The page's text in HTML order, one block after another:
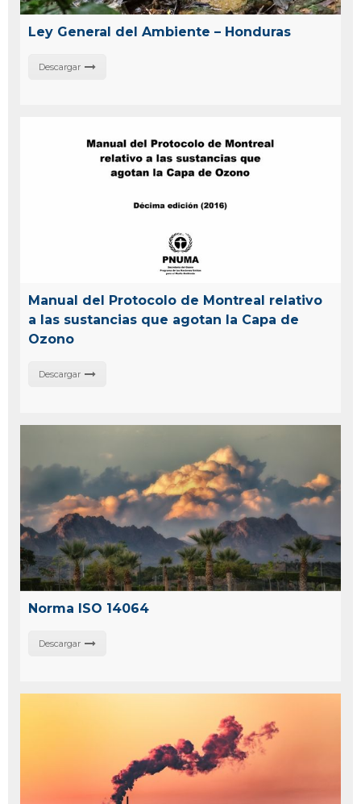
Ley General del Ambiente – Honduras
Descargar
Manual del Protocolo de Montreal relativo
a las sustancias que agotan la Capa de
Ozono
Descargar
Norma ISO 14064
Descargar